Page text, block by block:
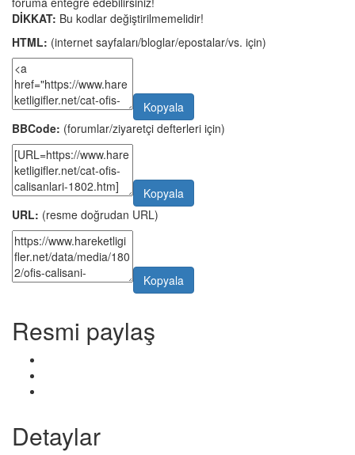
DİKKAT: Bu kodlar değiştirilmemelidir!
HTML: (internet sayfaları/bloglar/epostalar/vs. için)
Kopyala
BBCode: (forumlar/ziyaretçi defterleri için)
Kopyala
URL: (resme doğrudan URL)
Kopyala
Resmi paylaş
Detaylar